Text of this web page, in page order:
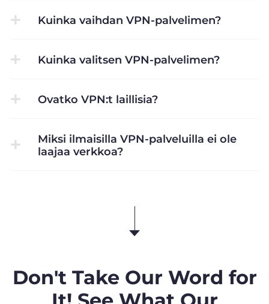
Kuinka vaihdan VPN-palvelimen?
Kuinka valitsen VPN-palvelimen?
Ovatko VPN:t laillisia?
Miksi ilmaisilla VPN-palveluilla ei ole
laajaa verkkoa?
Don't Take Our Word for